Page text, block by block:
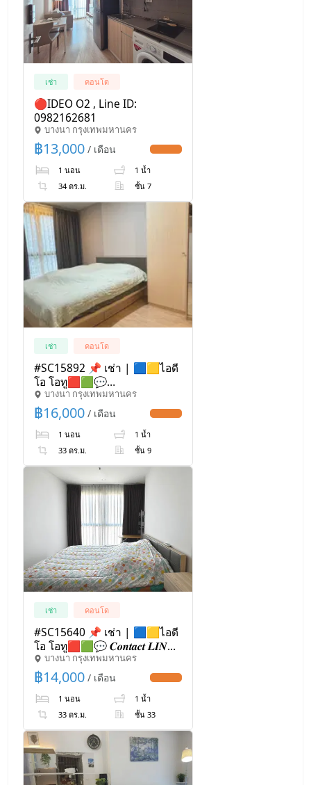
เช่า คอนโด
🔴IDEO O2 , Line ID:
0982162681
บางนา กรุงเทพมหานคร
฿13,000 / เดือน
1 นอน
1 น้ำ
34 ตร.ม.
ชั้น 7
เช่า คอนโด
#SC15892 📌 เช่า | 🟦🟨ไอดี
โอ โอทู🟥🟩💬
𝑪𝒐𝒏𝒕𝒂𝒄𝒕𝑳𝑰𝑵𝑬:@𝒔𝒆𝒄𝒓𝒆𝒕𝒑𝒓𝒐𝒑𝒆𝒓𝒕𝒚
🔥✨
บางนา กรุงเทพมหานคร
฿16,000 / เดือน
1 นอน
1 น้ำ
33 ตร.ม.
ชั้น 9
เช่า คอนโด
#SC15640 📌 เช่า | 🟦🟨ไอดี
โอ โอทู🟥🟩💬 𝑪𝒐𝒏𝒕𝒂𝒄𝒕 𝑳𝑰𝑵𝑬:
@𝒔𝒆𝒄𝒓𝒆𝒕𝒑𝒓𝒐𝒑𝒆𝒓𝒕𝒚 🔥✨
บางนา กรุงเทพมหานคร
฿14,000 / เดือน
1 นอน
1 น้ำ
33 ตร.ม.
ชั้น 33